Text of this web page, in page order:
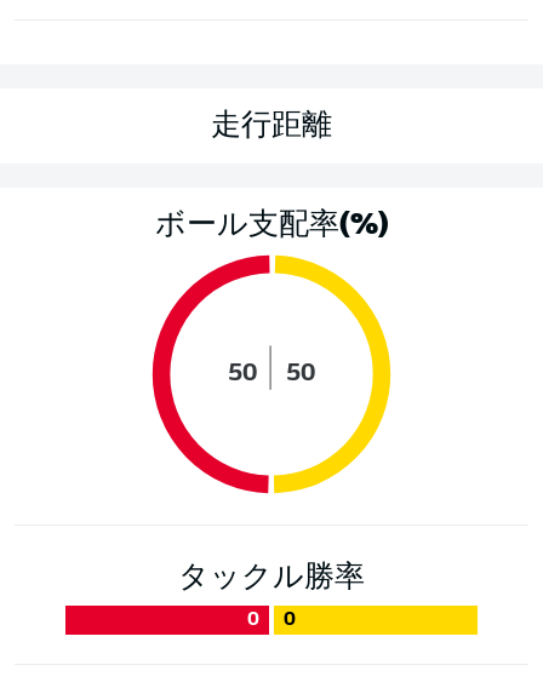
走行距離
ボール支配率(%)
50 50
タックル勝率
0 0